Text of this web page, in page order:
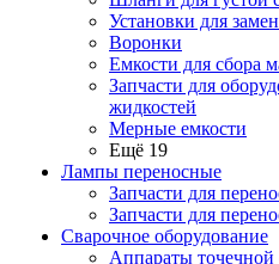
Установки для
Воронки
Емкости для сбора
Запчасти для
жидкостей
Мерные емкости
Ещё 19
Лампы переносные
Запчасти для
Запчасти для
Сварочное оборудование
Аппараты точечной